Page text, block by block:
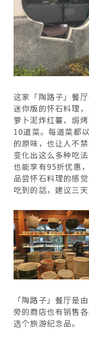
这家「陶路子」餐
迷你版的怀石料理
萝卜泥炸红薯、焗
10道菜。每道菜都
的原味，也让人不
变化出这么多种吃
也能享有95折优惠
品尝怀石料理的感
吃到的話，建议三
「陶路子」餐厅是
旁的商店也有销售
选个旅游纪念品。